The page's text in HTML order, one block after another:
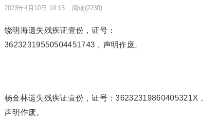
2023年4月10日 10:13 阅读(2230)
饶明海遗失残疾证壹份，证号：
36232319550504451743，声明作废。
杨金林遗失残疾证壹份，证号：36232319860405321X，
声明作废。